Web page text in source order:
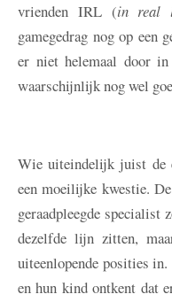
vrienden IRL (in real
gamegedrag nog op een
er niet helemaal door
waarschijnlijk nog wel
Wie uiteindelijk juist de
een moeilijke kwestie.
geraadpleegde specialist
dezelfde lijn zitten,
uiteenlopende posities
en hun kind ontkent dat